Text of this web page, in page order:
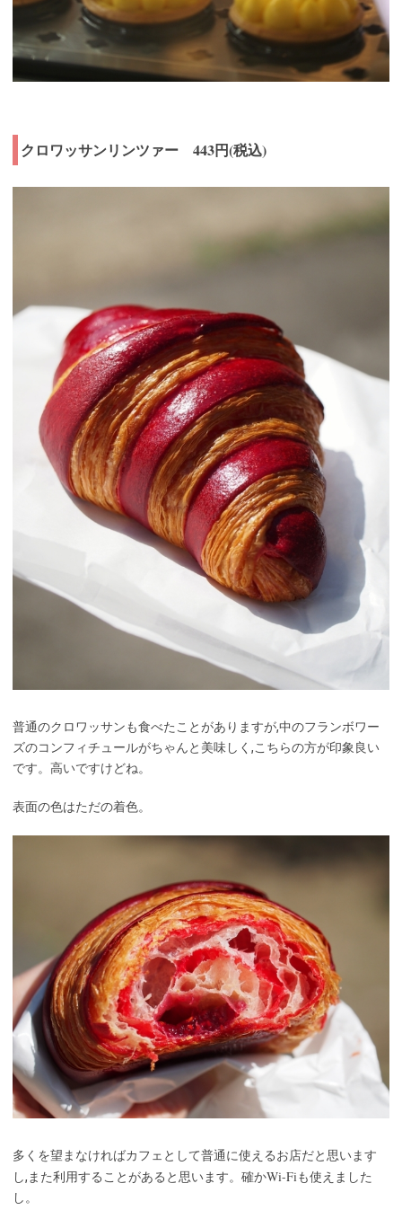
クロワッサンリンツァー 443円(税込)
普通のクロワッサンも食べたことがありますが,中のフランボワー
ズのコンフィチュールがちゃんと美味しく,こちらの方が印象良い
です。高いですけどね。
表面の色はただの着色。
多くを望まなければカフェとして普通に使えるお店だと思います
し,また利用することがあると思います。確かWi-Fiも使えました
し。